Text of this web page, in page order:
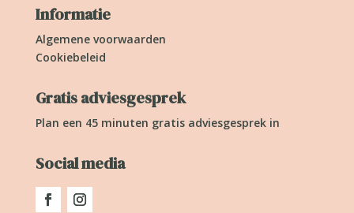
Informatie
Algemene voorwaarden
Cookiebeleid
Gratis adviesgesprek
Plan een 45 minuten gratis adviesgesprek in
Social media